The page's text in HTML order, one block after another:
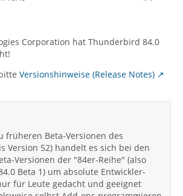
Corporation hat Thunderbird 84.0
Versionshinweise (Release Notes)
früheren Beta-Versionen des
Version 52) handelt es sich bei den
Versionen der "84er-Reihe" (also
Beta 1) um absolute Entwickler-
für Leute gedacht und geeignet